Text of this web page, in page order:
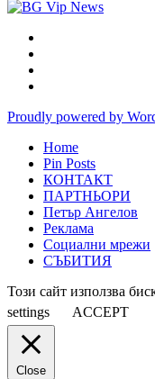
Proudly powered by
Home
Pin Posts
КОНТАКТ
ПАРТНЬОРИ
Петър Ангелов
Реклама
Социални мрежи
СЪБИТИЯ
Този сайт използва
settings
ACCEPT
Close